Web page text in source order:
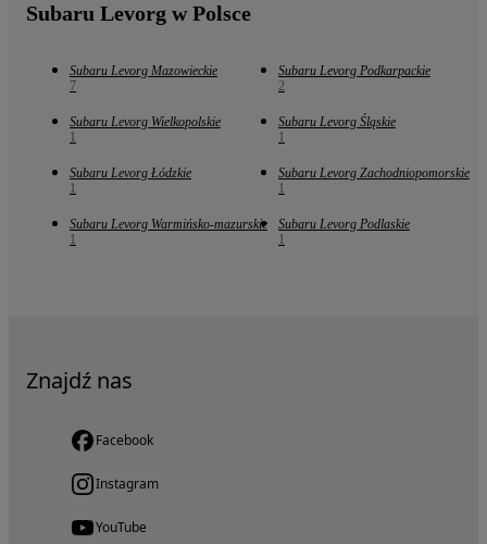
Subaru Levorg w Polsce
Subaru Levorg Mazowieckie
7
Subaru Levorg Podkarpackie
2
Subaru Levorg Wielkopolskie
1
Subaru Levorg Śląskie
1
Subaru Levorg Łódzkie
1
Subaru Levorg Zachodniopomorskie
1
Subaru Levorg Warmińsko-mazurskie
1
Subaru Levorg Podlaskie
1
Znajdź nas
Facebook
Instagram
YouTube